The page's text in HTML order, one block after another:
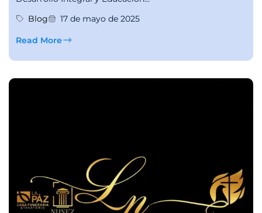
Blog
17 de mayo de 2025
Read More